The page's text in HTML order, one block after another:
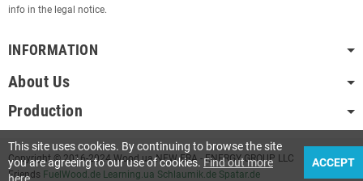
info in the legal notice.
INFORMATION
About Us
Production
Copyright © 2016-2024 Wood.ua NEW ERA - ENERGY GROUP LLC
Friends FuelWood.de Learning.ua Schlaumik.de Spatar.de
This site uses cookies. By continuing to browse the site
you are agreeing to our use of cookies.Find out more
ACCEPT